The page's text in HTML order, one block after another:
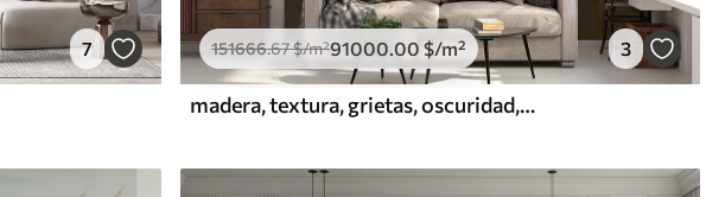
7 151666.67$/m²91000 .00 $/m² 3
madera, textura, grietas, oscuridad, corteza, superficie